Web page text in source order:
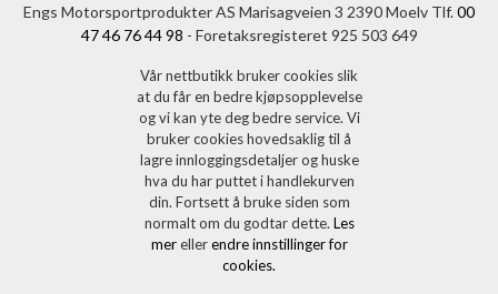
Engs Motorsportprodukter AS Marisagveien 3 2390 Moelv Tlf.00
47 46 76 44 98 - Foretaksregisteret 925 503 649
Vår nettbutikk bruker cookies slik
at du får en bedre kjøpsopplevelse
og vi kan yte deg bedre service. Vi
bruker cookies hovedsaklig til å
lagre innloggingsdetaljer og huske
hva du har puttet i handlekurven
din. Fortsett å bruke siden som
normalt om du godtar dette. Les
merellerendre innstillinger for
cookies.